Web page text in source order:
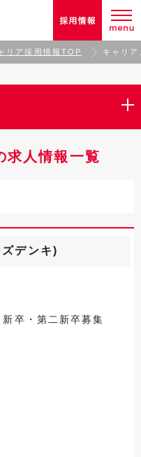
リア採用情報TOP キャリ
求人情報一覧
デンキ)
卒・第二新卒募集